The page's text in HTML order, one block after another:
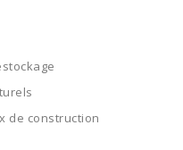
de construction